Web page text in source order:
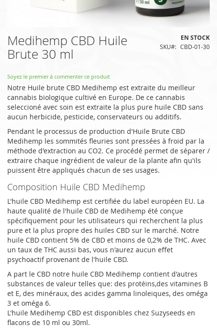
Medihemp CBD Huile
Brute 30 ml
EN STOCK
SKU CBD-01-30
Soyez le premier à commenter ce produit
Notre Huile brute CBD Medihemp est extraite du meilleur
cannabis biologique cultivé en Europe. De ce cannabis
seleccioné avec soin est extraite la plus pure huile CBD sans
aucun herbicide, pesticide, conservateurs ou additifs.
Pendant le processus de production d'Huile Brute CBD
Medihemp les sommités fleuries sont pressées à froid par la
méthode d'extraction au CO2. Ce procédé permet de séparer /
extraire chaque ingrédient de valeur de la plante afin qu'ils
puissent être appliqués chacun de ses usages.
Composition Huile CBD Medihemp
L'huile CBD Medihemp est certifiée du label européen EU. La
haute qualité de l'huile CBD de Medihemp été conçue
spécifiquement pour les utilisateurs qui recherchent la plus
pure et la plus propre des huiles CBD sur le marché. Notre
huile CBD contient 5% de CBD et moins de 0,2% de THC. Avec
un taux de THC aussi bas, vous n'aurez aucun effet
psychoactif provenant de l'huile CBD.
A part le CBD notre huile CBD Medihemp contient d'autres
substances de valeur telles que: des protéins,des vitamines B
et E, des minéraux, des acides gamma linoleiques, des oméga
3 et oméga 6.
L'huile Medihemp CBD est disponibles chez Suzyseeds en
flacons de 10 ml ou 30ml.
to
the
beginning
the
images
gallery